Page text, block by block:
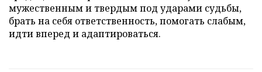
мужественным и твердым под ударами судьбы,
брать на себя ответственность, помогать слабым,
идти вперед и адаптироваться.